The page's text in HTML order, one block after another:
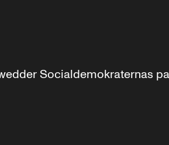
Socialdemokraternas